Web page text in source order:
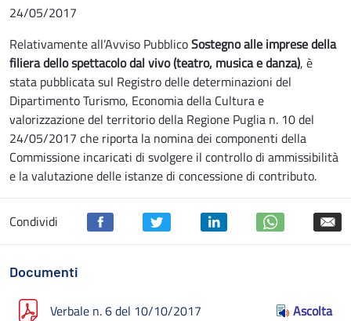
24/05/2017
Relativamente all’Avviso PubblicoSostegno alle imprese della
filiera dello spettacolo dal vivo (teatro, musica e danza), è
stata pubblicata sul Registro delle determinazioni del
Dipartimento Turismo, Economia della Cultura e
valorizzazione del territorio della Regione Puglia n. 10 del
24/05/2017 che riporta la nomina dei componenti della
Commissione incaricati di svolgere il controllo di ammissibilità
e la valutazione delle istanze di concessione di contributo.
Condividi
Documenti
Verbale n. 6 del 10/10/2017 Ascolta